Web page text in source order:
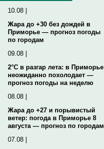
10.08 |
Жара до +30 без дождей в
Приморье — прогноз погоды
по городам
09.08 |
2°C в разгар лета: в Приморье
неожиданно похолодает —
прогноз погоды на неделю
08.08 |
Жара до +27 и порывистый
ветер: погода в Приморье 8
августа — прогноз по городам
07.08 |